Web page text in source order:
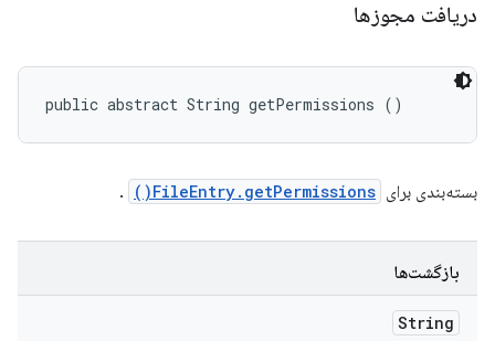
دریافت مجوزها
public abstract String getPermissions ()
بسته‌بندی برای FileEntry.getPermissions()
.
بازگشت‌ها
String